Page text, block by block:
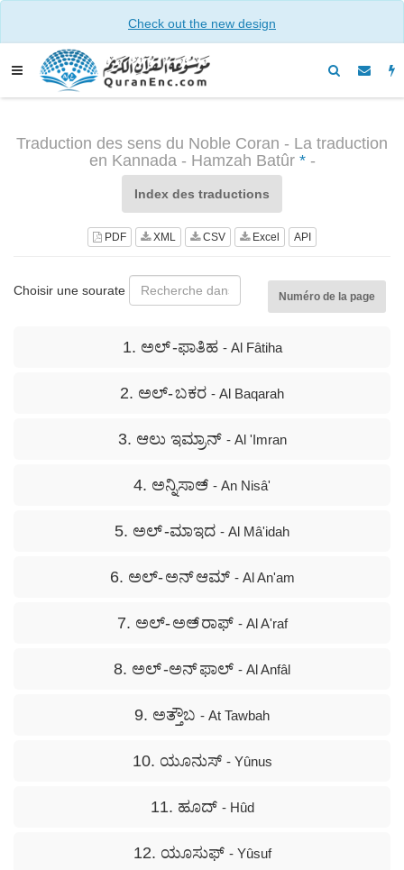
Check out the new design
Traduction des sens du Noble Coran - La traduction
en Kannada - Hamzah Batûr *-
Index des traductions
PDF XML CSV Excel API
Choisir une sourate Numéro de la page
1. ಅಲ್ -ಫಾತಿಹ - Al Fâtiha
2. ಅಲ್- ಬಕರ - Al Baqarah
3. ಆಲು ಇಮ್ರಾನ್ - Al 'Imran
4. ಅನ್ನಿಸಾಅ್ - An Nisâ'
5. ಅಲ್ -ಮಾಇದ - Al Mâ'idah
6. ಅಲ್- ಅನ್ ಆಮ್ - Al An'am
7. ಅಲ್- ಅಅ್ ರಾಫ್ - Al A'raf
8. ಅಲ್ -ಅನ್ ಫಾಲ್ - Al Anfâl
9. ಅತ್ತೌಬ - At Tawbah
10. ಯೂನುಸ್ - Yûnus
11. ಹೂದ್ - Hûd
12. ಯೂಸುಫ್ - Yûsuf